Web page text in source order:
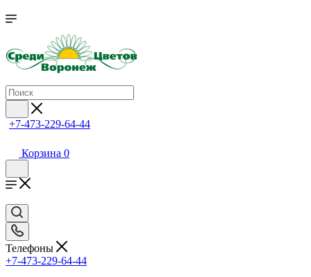
+7-473-229-64-44
Корзина 0
Телефоны
+7-473-229-64-44